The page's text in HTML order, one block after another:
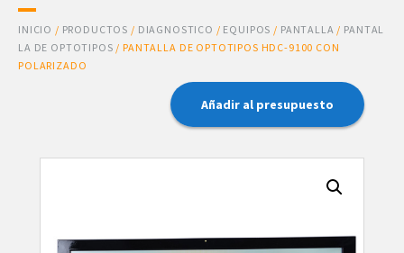
INICIO / PRODUCTOS / DIAGNOSTICO / EQUIPOS / PANTALLA / PANTAL
LA DE OPTOTIPOS / PANTALLA DE OPTOTIPOS HDC-9100 CON
POLARIZADO
Añadir al presupuesto